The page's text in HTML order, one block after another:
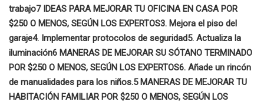
trabajo7 IDEAS PARA MEJORAR TU OFICINA EN CASA POR
$250 O MENOS, SEGÚN LOS EXPERTOS3. Mejora el piso del
garaje4. Implementar protocolos de seguridad5. Actualiza la
iluminación6 MANERAS DE MEJORAR SU SÓTANO TERMINADO
POR $250 O MENOS, SEGÚN LOS EXPERTOS6. Añade un rincón
de manualidades para los niños.5 MANERAS DE MEJORAR TU
HABITACIÓN FAMILIAR POR $250 O MENOS, SEGÚN LOS